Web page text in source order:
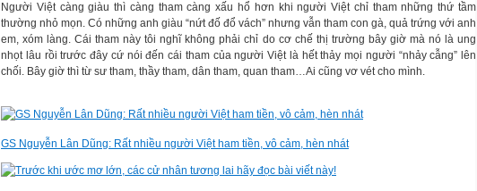
Người Việt càng giàu thì càng tham càng xấu hổ hơn khi người Việt chỉ tham những thứ tầm
thường nhỏ mọn. Có những anh giàu “nứt đố đổ vách” nhưng vẫn tham con gà, quả trứng với anh
em, xóm làng. Cái tham này tôi nghĩ không phải chỉ do cơ chế thị trường bây giờ mà nó là ung
nhọt lâu rồi trước đây cứ nói đến cái tham của người Việt là hết thảy mọi người “nhảy cẫng” lên
chối. Bây giờ thì từ sư tham, thầy tham, dân tham, quan tham…Ai cũng vơ vét cho mình.
GS Nguyễn Lân Dũng: Rất nhiều người Việt ham tiền, vô cảm, hèn nhát